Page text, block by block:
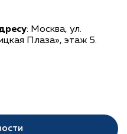
: Москва, ул.
Плаза», этаж 5.